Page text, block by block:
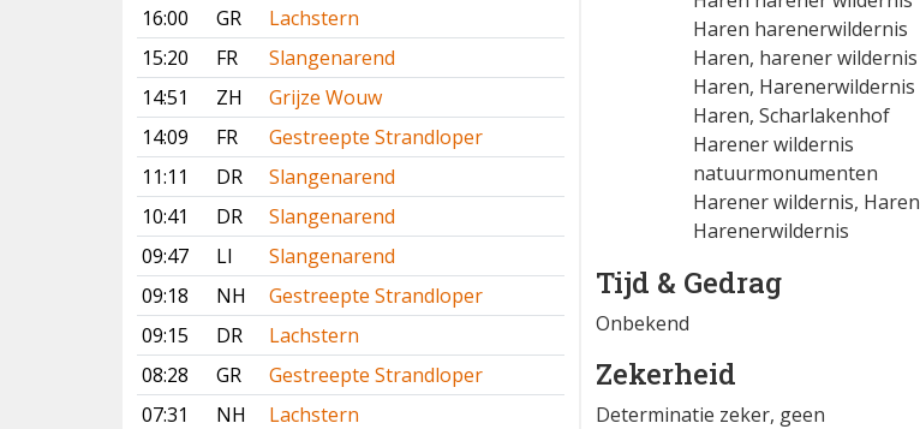
16:00
GR
Lachstern
15:20
FR
Slangenarend
14:51
ZH
Grijze Wouw
14:09
FR
Gestreepte Strandloper
11:11
DR
Slangenarend
10:41
DR
Slangenarend
09:47
LI
Slangenarend
09:18
NH
Gestreepte Strandloper
09:15
DR
Lachstern
08:28
GR
Gestreepte Strandloper
07:31
NH
Lachstern
Haren harenerwildernis
Haren, harener wildernis
Haren, Harenerwildernis
Haren, Scharlakenhof
Harener wildernis
natuurmonumenten
Harener wildernis, Haren
Harenerwildernis
Tijd & Gedrag
Onbekend
Zekerheid
Determinatie zeker, geen